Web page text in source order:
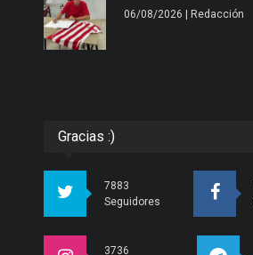
06/08/2026 | Redacción
Gracias :)
7883
Seguidores
3736